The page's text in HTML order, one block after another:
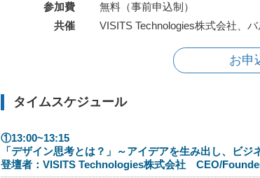
参加費
無料（事前申込制）
共催
VISITS Technologies株式会社、
お申
タイムスケジュール
①13:00~13:15
「デザイン思考とは？」～アイデアを生み出し、ビ
登壇者：VISITS Technologies株式会社 CEO/